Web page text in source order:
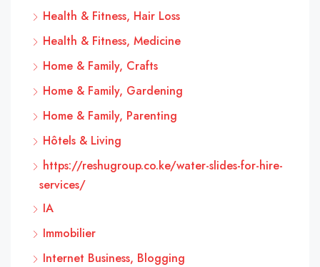
Health & Fitness, Hair Loss
Health & Fitness, Medicine
Home & Family, Crafts
Home & Family, Gardening
Home & Family, Parenting
Hôtels & Living
https://reshugroup.co.ke/water-slides-for-hire-
services/
IA
Immobilier
Internet Business, Blogging